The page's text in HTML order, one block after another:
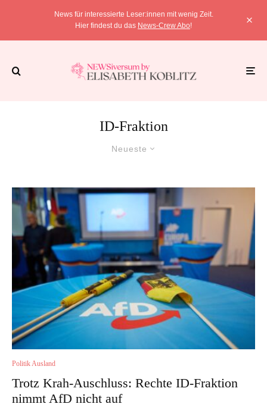
News für interessierte Leser:innen mit wenig Zeit.
Hier findest du das News-Crew Abo!
ID-Fraktion
Neueste
Politik Ausland
Trotz Krah-Auschluss: Rechte ID-Fraktion
nimmt AfD nicht auf